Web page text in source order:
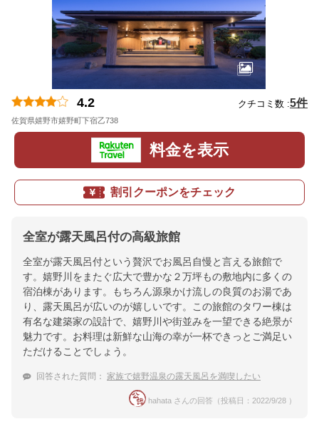
4.2 クチコミ数 :5件
佐賀県嬉野市嬉野町下宿乙738
料金を表示
割引クーポンをチェック
全室が露天風呂付の高級旅館
全室が露天風呂付という贅沢でお風呂自慢と言える旅館で
す。嬉野川をまたぐ広大で豊かな２万坪もの敷地内に多くの
宿泊棟があります。もちろん源泉かけ流しの良質のお湯であ
り、露天風呂が広いのが嬉しいです。この旅館のタワー棟は
有名な建築家の設計で、嬉野川や街並みを一望できる絶景が
魅力です。お料理は新鮮な山海の幸が一杯できっとご満足い
ただけることでしょう。
回答された質問： 家族で嬉野温泉の露天風呂を満喫したい
hahata さんの回答（投稿日：2022/9/28 ）